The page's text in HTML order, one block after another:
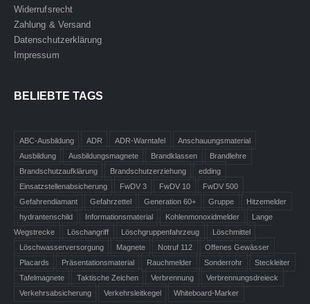
Widerrufsrecht
Zahlung & Versand
Datenschutzerklärung
Impressum
BELIEBTE TAGS
ABC-Ausbildung ADR ADR-Warntafel
Anschauungsmaterial
Ausbildung
Ausbildungsmagnete Brandklassen
Brandlehre
Brandschutzaufklärung
Brandschutzerziehung
edding
Einsatzstellenabsicherung
FwDV 3 FwDV 10
FwDV 500
Gefahrendiamant
Gefahrzettel Generation 60+ Gruppe
Hitzemelder
hydrantenschild
Informationsmaterial Kohlenmonoxidmelder
Lange
Wegstrecke
Löschangriff Löschgruppenfahrzeug
Löschmittel
Löschwasserversorgung
Magnete Notruf 112
Offenes Gewässer
Placards
Präsentationsmaterial Rauchmelder Sonderrohr
Steckleiter
Tafelmagnete
Taktische Zeichen Verbrennung
Verbrennungsdreieck
Verkehrsabsicherung
Verkehrsleitkegel Whiteboard-Marker